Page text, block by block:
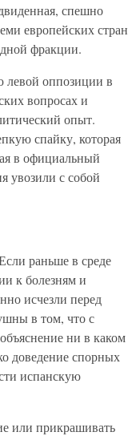
спешно
европейских стран
фракции.
левой оппозиции в
вопросах и
опыт.
спайку, которая
в официальный
увозили с собой
раньше в среде
к болезням и
исчезли перед
в том, что с
ни в каком
доведение спорных
испанскую
или прикрашивать